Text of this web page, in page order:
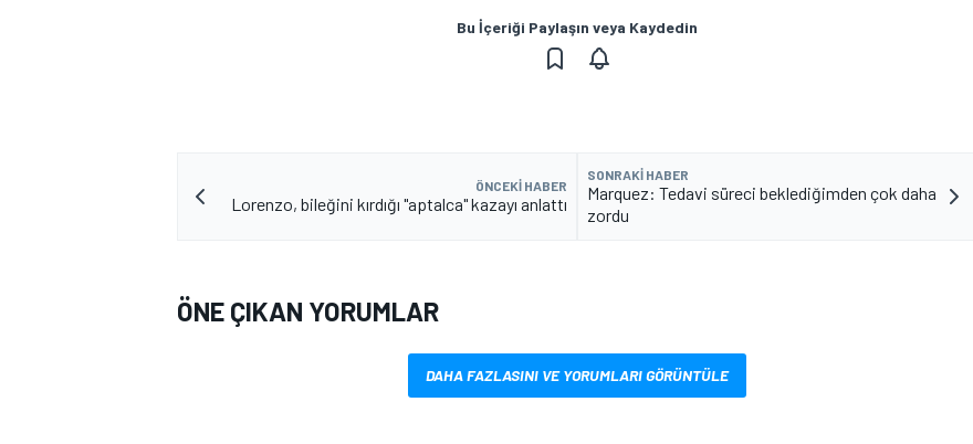
Bu İçeriği Paylaşın veya Kaydedin
ÖNCEKI HABER
Lorenzo, bileğini kırdığı "aptalca" kazayı anlattı
SONRAKI HABER
Marquez: Tedavi süreci beklediğimden çok daha
zordu
ÖNE ÇIKAN YORUMLAR
DAHA FAZLASINI VE YORUMLARI GÖRÜNTÜLE